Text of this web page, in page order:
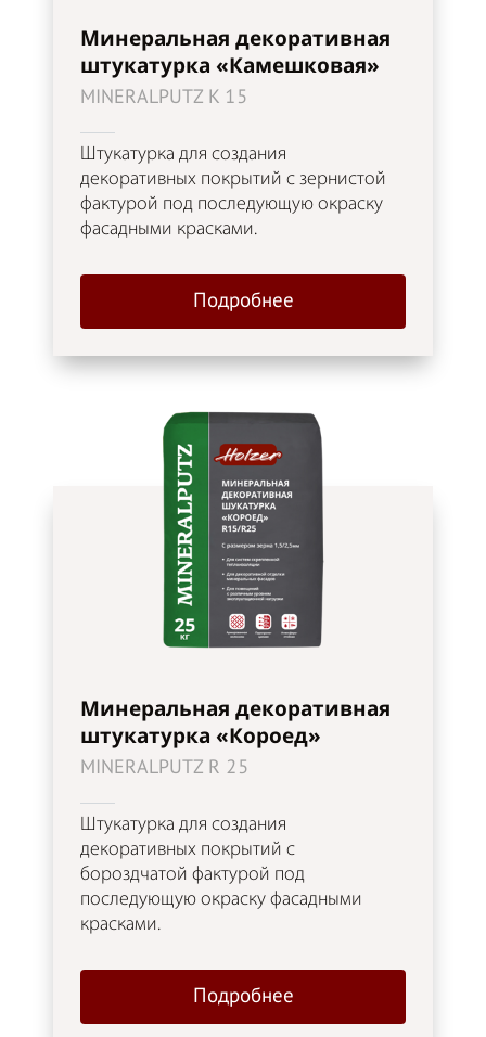
Минеральная декоративная
штукатурка «Камешковая»
MINERALPUTZ K 15
Штукатурка для создания
декоративных покрытий с зернистой
фактурой под последующую окраску
фасадными красками.
Подробнее
Минеральная декоративная
штукатурка «Короед»
MINERALPUTZ R 25
Штукатурка для создания
декоративных покрытий с
бороздчатой фактурой под
последующую окраску фасадными
красками.
Подробнее